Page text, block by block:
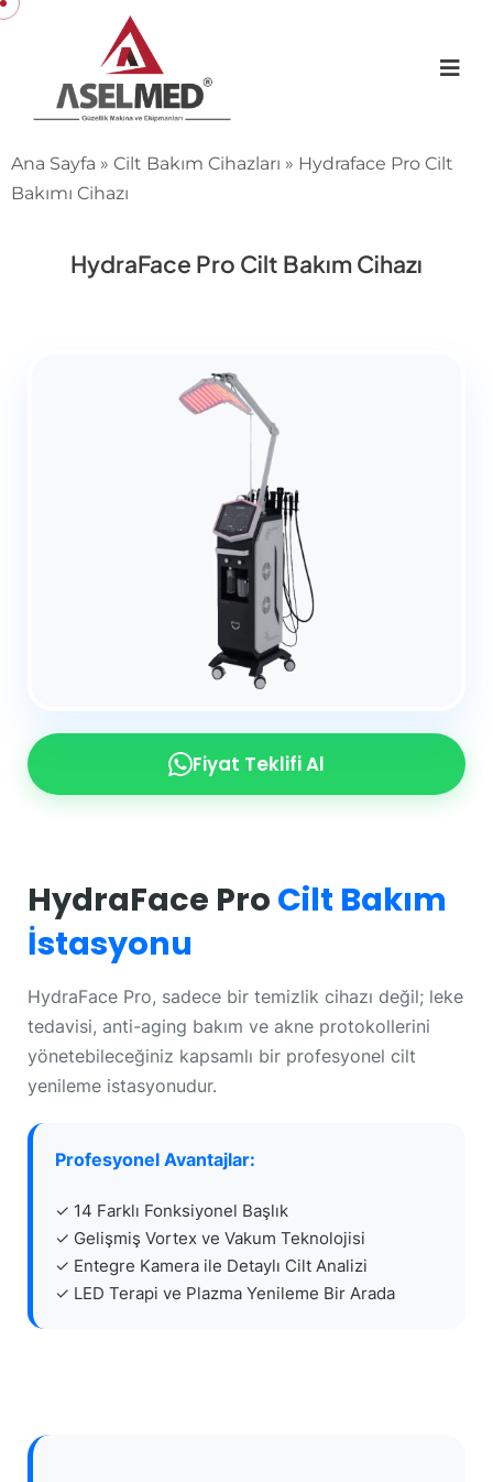
Ana Sayfa » Cilt Bakım Cihazları » Hydraface Pro Cilt
Bakımı Cihazı
HydraFace Pro Cilt Bakım Cihazı
Fiyat Teklifi Al
HydraFace Pro Cilt Bakım
İstasyonu
HydraFace Pro, sadece bir temizlik cihazı değil; leke
tedavisi, anti-aging bakım ve akne protokollerini
yönetebileceğiniz kapsamlı bir profesyonel cilt
yenileme istasyonudur.
Profesyonel Avantajlar:
✓ 14 Farklı Fonksiyonel Başlık
✓ Gelişmiş Vortex ve Vakum Teknolojisi
✓ Entegre Kamera ile Detaylı Cilt Analizi
✓ LED Terapi ve Plazma Yenileme Bir Arada